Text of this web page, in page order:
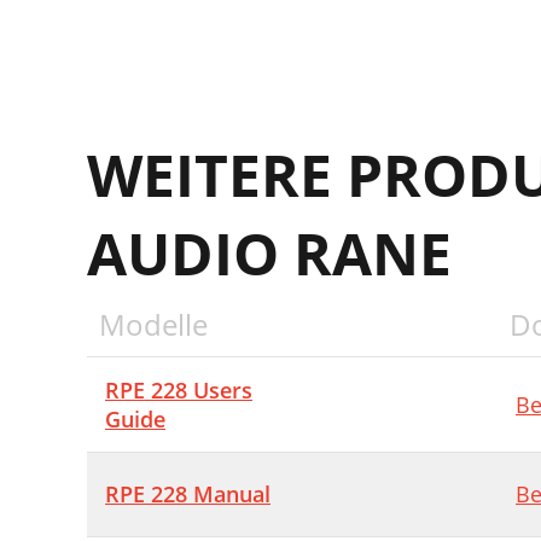
WEITERE
AUDIO RANE
Modelle
RPE 228 Users
Guide
RPE 228 Manual